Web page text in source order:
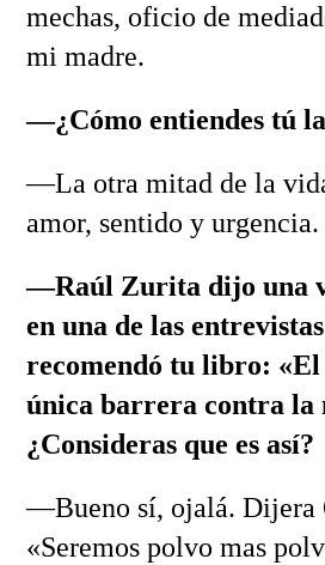
mechas, oficio de
mi madre.
—¿Cómo entiendes tú
—La otra mitad de la
amor, sentido y urgencia.
—Raúl Zurita dijo una
en una de las
recomendó tu libro: «El
única barrera contra la
¿Consideras que es así?
—Bueno sí, ojalá. Dijera
«Seremos polvo mas